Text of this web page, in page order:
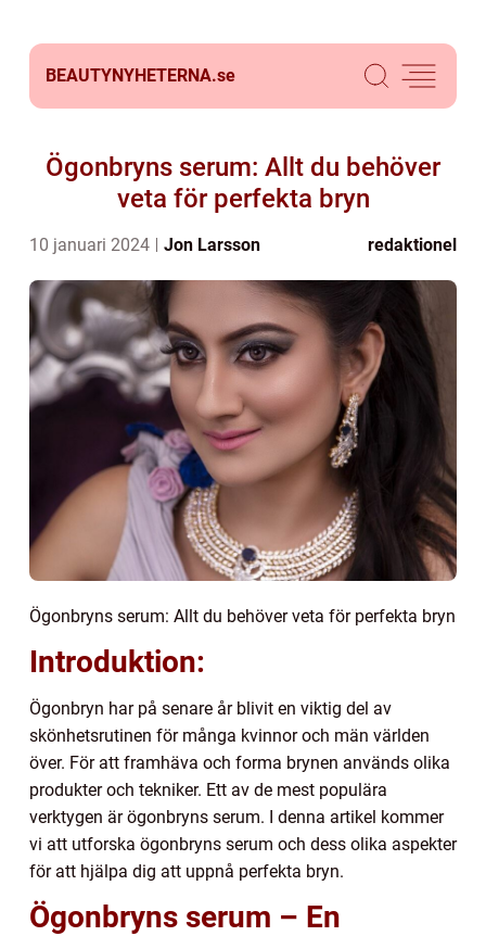
BEAUTYNYHETERNA.se
Ögonbryns serum: Allt du behöver
veta för perfekta bryn
10 januari 2024 Jon Larsson redaktionel
Ögonbryns serum: Allt du behöver veta för perfekta bryn
Introduktion:
Ögonbryn har på senare år blivit en viktig del av
skönhetsrutinen för många kvinnor och män världen
över. För att framhäva och forma brynen används olika
produkter och tekniker. Ett av de mest populära
verktygen är ögonbryns serum. I denna artikel kommer
vi att utforska ögonbryns serum och dess olika aspekter
för att hjälpa dig att uppnå perfekta bryn.
Ögonbryns serum – En